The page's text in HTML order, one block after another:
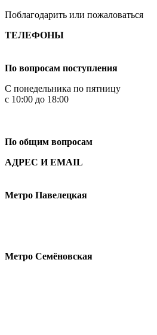
Поблагодарить или пожаловаться
ТЕЛЕФОНЫ
По вопросам поступления
С понедельника по пятницу
с 10:00 до 18:00
По общим вопросам
АДРЕС И EMAIL
Метро Павелецкая
Метро Семёновская